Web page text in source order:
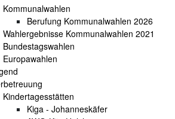
Kommunalwahlen
Berufung Kommunalwahlen 2026
Wahlergebnisse Kommunalwahlen 2021
Bundestagswahlen
Europawahlen
Kindertagesstätten
Kiga - Johanneskäfer